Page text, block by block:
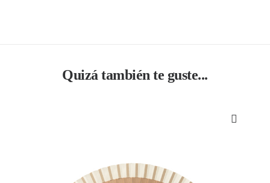
Quizá también te guste...